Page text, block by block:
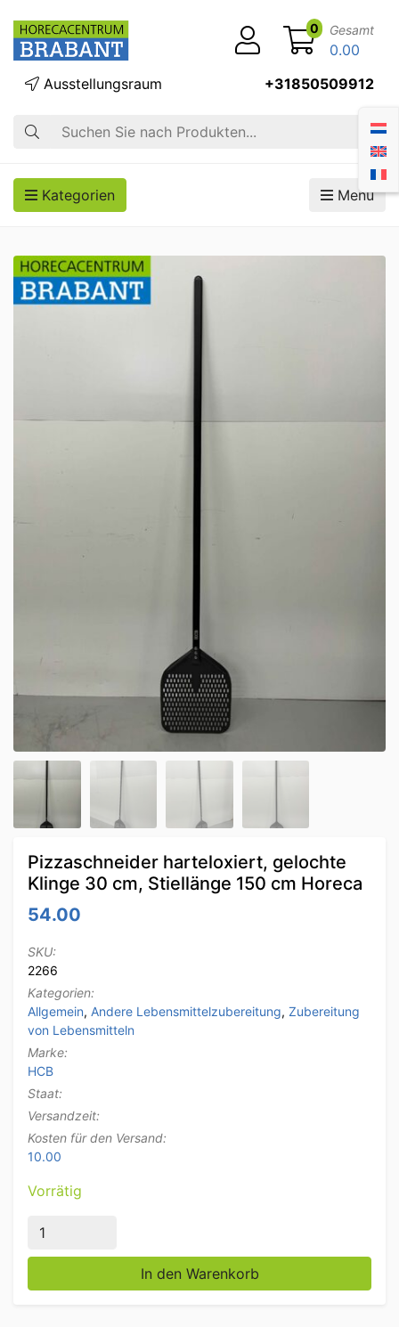
Suche
Ausstellungsraum +31850509912
0 Gesamt
0.00
Kategorien Menü
Pizzaschneider harteloxiert, gelochte
Klinge 30 cm, Stiellänge 150 cm Horeca
54.00
SKU:
2266
Kategorien:
Allgemein, Andere Lebensmittelzubereitung, Zubereitung
von Lebensmitteln
Marke:
HCB
Staat:
Versandzeit:
Kosten für den Versand:
10.00
Vorrätig
Pizzaschneider harteloxiert, gelochte Klinge 30 cm,
In den Warenkorb